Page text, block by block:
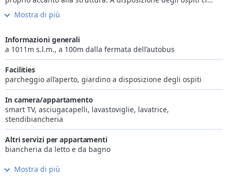
sono un posto auto esterno numerato, skibus gratuito e
noleggio biciclette gratuito.
delle Dolomiti Orientali, a 10 km da Cortina d’Ampezzo, è
circondata da splendide montagne come l’Antelao, il Pelmo, il
Marcora e le Rocchette. San Vito è un ottimo punto di partenza
per gli appassionati di sci, delle ciaspole, del trekking e della
mountain-bike. D’inverno l’area sciistica con tanti chilometri di
piste perfettamente innevate assicura divertimento puro. Le
piste sono adatte a tutti, dai principianti ai più esperti. Una
pista di fondo molto varia ed articolata che permette di
fermarsi ad ammirare il panorama e il torrente Boite vi lascerà
Mostra di più
Informazioni generali
a 1011m s.l.m., a 100m dalla fermata dell’autobus
Facilities
parcheggio all’aperto, giardino a disposizione degli ospiti
In camera/appartamento
smart TV, asciugacapelli, lavastoviglie, lavatrice,
stendibiancheria
Altri servizi per appartamenti
biancheria da letto e da bagno
Internet
Mostra di più